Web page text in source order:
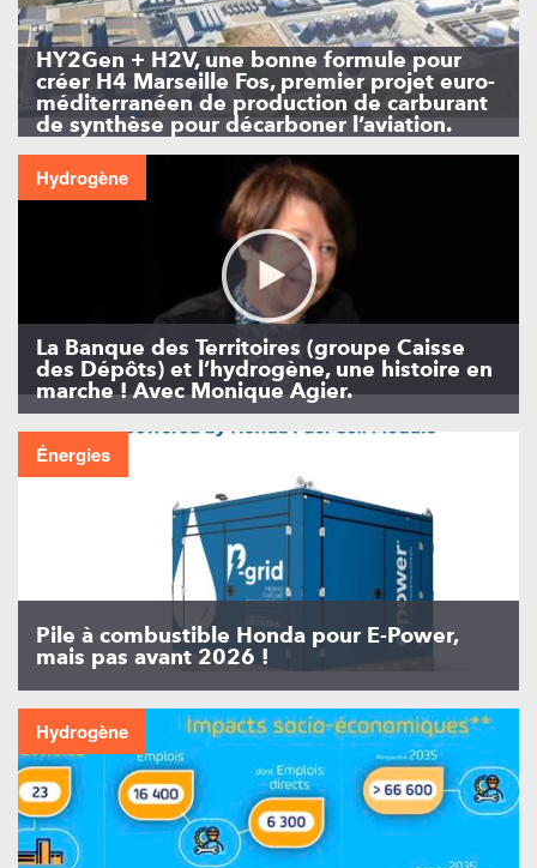
HY2Gen + H2V, une bonne formule pour
créer H4 Marseille Fos, premier projet euro-
méditerranéen de production de carburant
de synthèse pour décarboner l’aviation.
Hydrogène
La Banque des Territoires (groupe Caisse
des Dépôts) et l’hydrogène, une histoire en
marche ! Avec Monique Agier.
Énergies
Pile à combustible Honda pour E-Power,
mais pas avant 2026 !
Hydrogène